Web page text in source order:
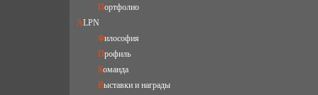
Портфолио
ALPN
Философия
Профиль
Команда
Выставки и награды